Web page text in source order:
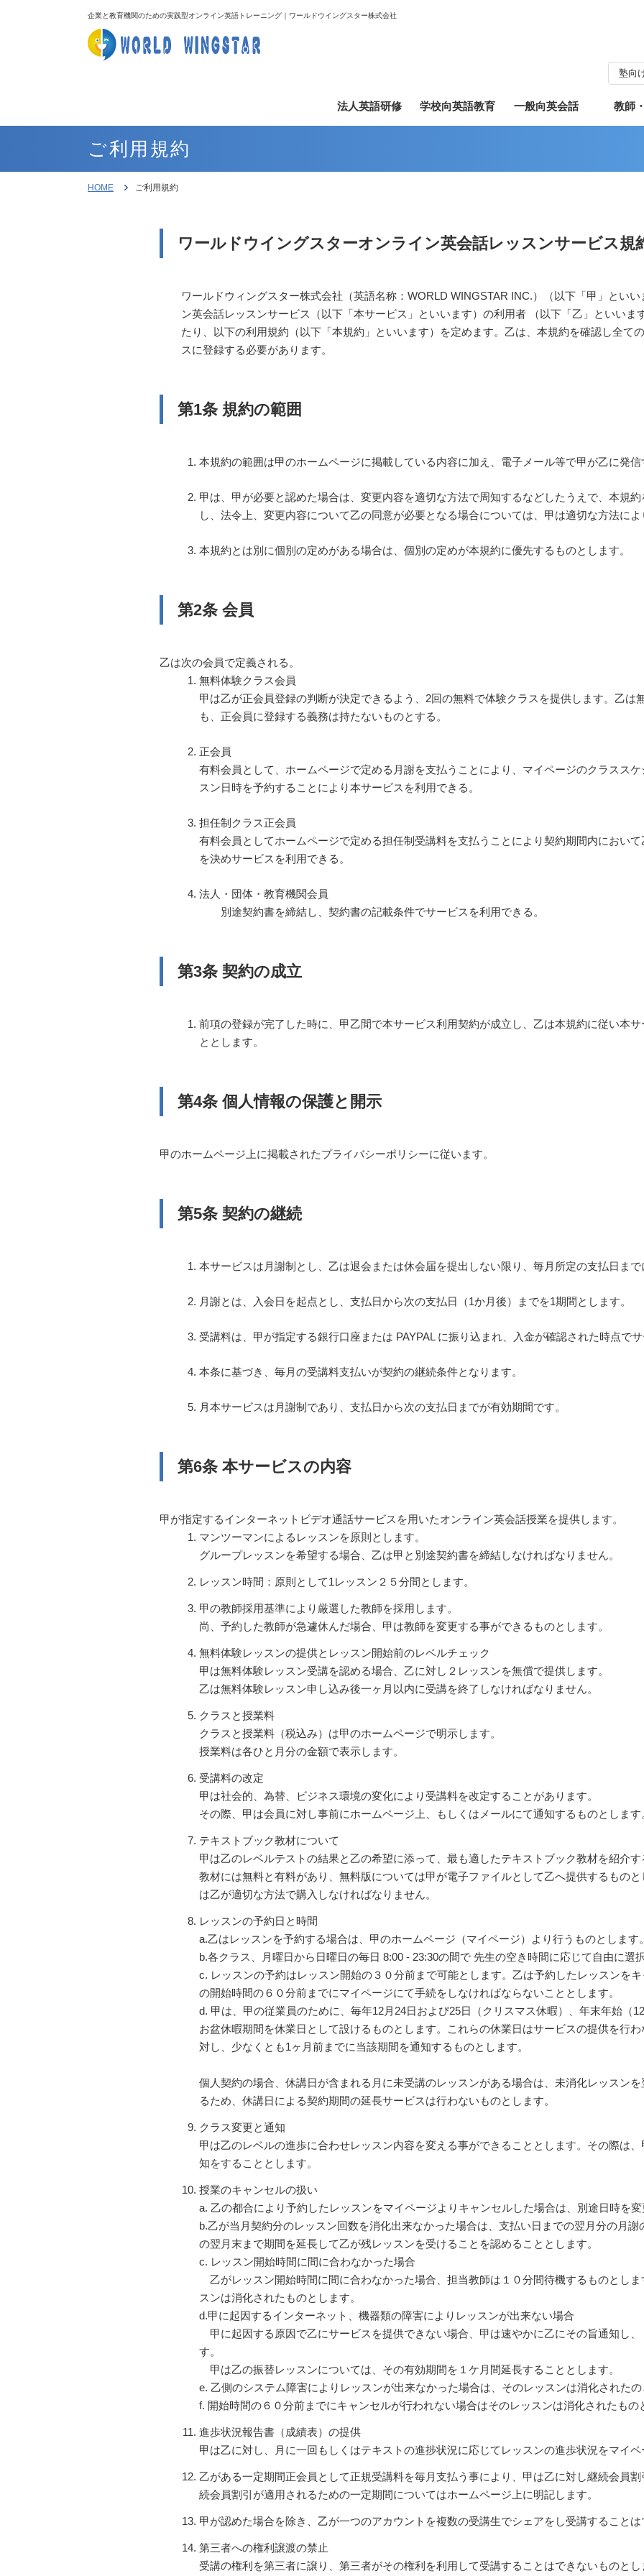
企業と教育機関のための実践型オンライン英語トレーニング｜ワールドウイングスター株式会社
塾向
法人英語研修 学校向英語教育 一般向英会話 教師
ご利用規約
HOME ご利用規約
ワールドウイングスターオンライン英会話レッスンサービス規
ワールドウィングスター株式会社（英語名称：WORLD WINGSTAR INC.）（以下「甲」とい
ン英会話レッスンサービス（以下「本サービス」といいます）の利用者 （以下「乙」といいま
たり、以下の利用規約（以下「本規約」といいます）を定めます。乙は、本規約を確認し全て
スに登録する必要があります。
第1条 規約の範囲
本規約の範囲は甲のホームページに掲載している内容に加え、電子メール等で甲が乙に発信
甲は、甲が必要と認めた場合は、変更内容を適切な方法で周知するなどしたうえで、本規
し、法令上、変更内容について乙の同意が必要となる場合については、甲は適切な方法によ
本規約とは別に個別の定めがある場合は、個別の定めが本規約に優先するものとします。
第2条 会員
乙は次の会員で定義される。
無料体験クラス会員
甲は乙が正会員登録の判断が決定できるよう、2回の無料で体験クラスを提供します。乙は
も、正会員に登録する義務は持たないものとする。
正会員
有料会員として、ホームページで定める月謝を支払うことにより、マイページのクラスス
スン日時を予約することにより本サービスを利用できる。
担任制クラス正会員
有料会員としてホームページで定める担任制受講料を支払うことにより契約期間内におい
を決めサービスを利用できる。
法人・団体・教育機関会員
別途契約書を締結し、契約書の記載条件でサービスを利用できる。
第3条 契約の成立
前項の登録が完了した時に、甲乙間で本サービス利用契約が成立し、乙は本規約に従い本
ととします。
第4条 個人情報の保護と開示
甲のホームページ上に掲載されたプライバシーポリシーに従います。
第5条 契約の継続
本サービスは月謝制とし、乙は退会または休会届を提出しない限り、毎月所定の支払日まで
月謝とは、入会日を起点とし、支払日から次の支払日（1か月後）までを1期間とします。
受講料は、甲が指定する銀行口座または PAYPAL に振り込まれ、入金が確認された時点でサ
本条に基づき、毎月の受講料支払いが契約の継続条件となります。
月本サービスは月謝制であり、支払日から次の支払日までが有効期間です。
第6条 本サービスの内容
甲が指定するインターネットビデオ通話サービスを用いたオンライン英会話授業を提供します。
マンツーマンによるレッスンを原則とします。
グループレッスンを希望する場合、乙は甲と別途契約書を締結しなければなりません。
レッスン時間：原則として1レッスン２５分間とします。
甲の教師採用基準により厳選した教師を採用します。
尚、予約した教師が急遽休んだ場合、甲は教師を変更する事ができるものとします。
無料体験レッスンの提供とレッスン開始前のレベルチェック
甲は無料体験レッスン受講を認める場合、乙に対し２レッスンを無償で提供します。
乙は無料体験レッスン申し込み後一ヶ月以内に受講を終了しなければなりません。
クラスと授業料
クラスと授業料（税込み）は甲のホームページで明示します。
授業料は各ひと月分の金額で表示します。
受講料の改定
甲は社会的、為替、ビジネス環境の変化により受講料を改定することがあります。
その際、甲は会員に対し事前にホームページ上、もしくはメールにて通知するものとします
テキストブック教材について
甲は乙のレベルテストの結果と乙の希望に添って、最も適したテキストブック教材を紹介
教材には無料と有料があり、無料版については甲が電子ファイルとして乙へ提供するもの
は乙が適切な方法で購入しなければなりません。
レッスンの予約日と時間
a.乙はレッスンを予約する場合は、甲のホームページ（マイページ）より行うものとします。
b.各クラス、月曜日から日曜日の毎日 8:00 - 23:30の間で 先生の空き時間に応じて自由に選
c. レッスンの予約はレッスン開始の３０分前まで可能とします。乙は予約したレッスンを
の開始時間の６０分前までにマイページにて手続をしなければならないこととします。
d. 甲は、甲の従業員のために、毎年12月24日および25日（クリスマス休暇）、年末年始（
お盆休暇期間を休業日として設けるものとします。これらの休業日はサービスの提供を行
対し、少なくとも1ヶ月前までに当該期間を通知するものとします。
個人契約の場合、休講日が含まれる月に未受講のレッスンがある場合は、未消化レッスン
るため、休講日による契約期間の延長サービスは行わないものとします。
クラス変更と通知
甲は乙のレベルの進歩に合わせレッスン内容を変える事ができることとします。その際は
知をすることとします。
授業のキャンセルの扱い
a. 乙の都合により予約したレッスンをマイページよりキャンセルした場合は、別途日時を変
b.乙が当月契約分のレッスン回数を消化出来なかった場合は、支払い日までの翌月分の月
の翌月末まで期間を延長して乙が残レッスンを受けることを認めることとします。
c. レッスン開始時間に間に合わなかった場合
乙がレッスン開始時間に間に合わなかった場合、担当教師は１０分間待機するものとし
スンは消化されたものとします。
d.甲に起因するインターネット、機器類の障害によりレッスンが出来ない場合
甲に起因する原因で乙にサービスを提供できない場合、甲は速やかに乙にその旨通知し、
す。
甲は乙の振替レッスンについては、その有効期間を１ケ月間延長することとします。
e. 乙側のシステム障害によりレッスンが出来なかった場合は、そのレッスンは消化されたの
f. 開始時間の６０分前までにキャンセルが行われない場合はそのレッスンは消化されたもの
進歩状況報告書（成績表）の提供
甲は乙に対し、月に一回もしくはテキストの進捗状況に応じてレッスンの進歩状況をマイペ
乙がある一定期間正会員として正規受講料を毎月支払う事により、甲は乙に対し継続会員
続会員割引が適用されるための一定期間についてはホームページ上に明記します。
甲が認めた場合を除き、乙が一つのアカウントを複数の受講生でシェアをし受講することは
第三者への権利譲渡の禁止
受講の権利を第三者に譲り、第三者がその権利を利用して受講することはできないものとし